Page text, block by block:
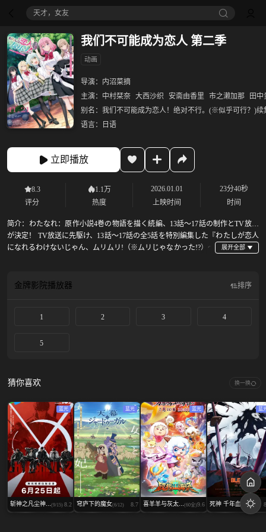
天才，女友
我们不可能成为恋人 第二季
动画
导演：
内沼菜摘
主演： 中村栞奈 大西沙织 安斋由香里 市之濑加那
田中
别名： 我们不可能成为恋人！绝对不行。(※似乎可行？)续
语言：
日语
立即播放
8.3
评分
1.1万
热度
2026.01.01
上映时间
23分40秒
时间
简介：
わたなれ：原作小説4巻の物語を描く続編、13話〜17話の制作とTV放送
が決定！ TV放送に先駆け、13話〜17話の全5話を特別編集した『わたしが恋人
になれるわけないじゃん、ムリムリ!（※ムリじゃなかった!?）～
11/21（金）より新宿バルト9ほか全国の劇場にて公開予定！
金牌影院播放器 排序
1 2 3 4
5
猜你喜欢 换一换
蓝光
斩神之凡尘神... (9/15) 8.2
蓝光
穹庐下的魔女(6/12) 8.7
蓝光
喜羊羊与灰太... (60全)9.6
蓝
死神 千年血...(2/13)